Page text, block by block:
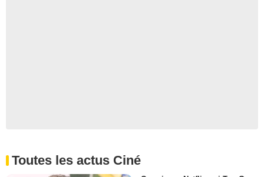
Toutes les actus Ciné